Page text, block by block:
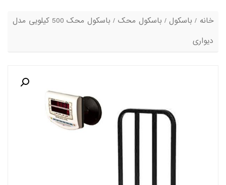
خانه / باسکول/باسکول محک
/ باسکول محک 500 کیلویی مدل
دیواری